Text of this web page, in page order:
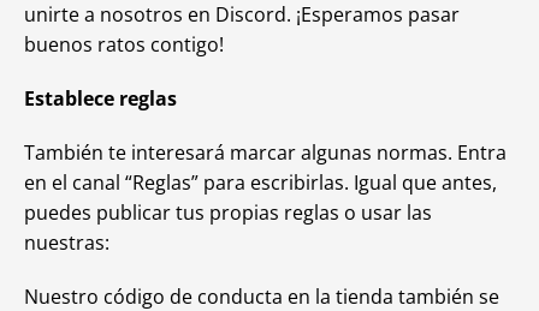
unirte a nosotros en Discord. ¡Esperamos pasar
buenos ratos contigo!
Establece reglas
También te interesará marcar algunas normas. Entra
en el canal “Reglas” para escribirlas. Igual que antes,
puedes publicar tus propias reglas o usar las
nuestras:
Nuestro código de conducta en la tienda también se